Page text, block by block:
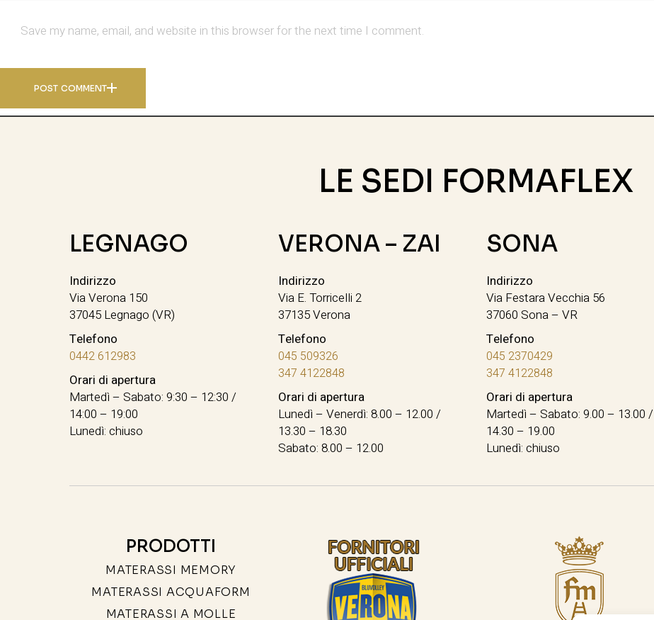
Save my name, email, and website in this browser for the next time I comment.
POST COMMENT
LE SEDI FORMAFLEX
LEGNAGO
Indirizzo
Via Verona 150
37045 Legnago (VR)
Telefono
0442 612983
Orari di apertura
Martedì – Sabato: 9:30 – 12:30 /
14:00 – 19:00
Lunedì: chiuso
VERONA – ZAI
Indirizzo
Via E. Torricelli 2
37135 Verona
Telefono
045 509326
347 4122848
Orari di apertura
Lunedì – Venerdì: 8.00 – 12.00 /
13.30 – 18.30
Sabato: 8.00 – 12.00
SONA
Indirizzo
Via Festara Vecchia 56
37060 Sona – VR
Telefono
045 2370429
347 4122848
Orari di apertura
Martedì – Sabato: 9.00 – 13.00 /
14.30 – 19.00
Lunedì: chiuso
PRODOTTI
MATERASSI MEMORY
MATERASSI ACQUAFORM
MATERASSI A MOLLE